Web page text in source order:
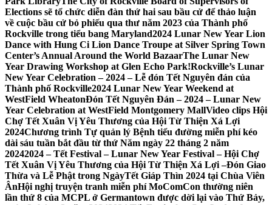
Elections sẽ tổ chức diễn đàn thứ hai sau bầu cử để thảo luận
về cuộc bầu cử bỏ phiếu qua thư năm 2023 của Thành phố
Rockville trong tiểu bang Maryland2024 Lunar New Year Lion
Dance with Hung Ci Lion Dance Troupe at Silver Spring Town
Center’s Annual Around the World BazaarThe Lunar New
Year Drawing Workshop at Glen Echo Park!Rockville’s Lunar
New Year Celebration – 2024 – Lễ đón Tết Nguyên đán của
Thành phố Rockville2024 Lunar New Year Weekend at
WestField WheatonĐón Tết Nguyên Đán – 2024 – Lunar New
Year Celebration at WestField Montgomery MallVideo clips Hội
Chợ Tết Xuân Vị Yêu Thương của Hội Từ Thiện Xá Lợi
2024Chương trình Tự quản lý Bệnh tiểu đường miễn phí kéo
dài sáu tuần bắt đầu từ thứ Năm ngày 22 tháng 2 năm
20242024 – Tết Festival – Lunar New Year Festival – Hội Chợ
Tết Xuân Vị Yêu Thương của Hội Từ Thiện Xá Lợi –Đón Giao
Thừa và Lễ Phật trong NgàyTết Giáp Thìn 2024 tại Chùa Viên
ÂnHội nghị truyện tranh miễn phí MoComCon thường niên
lần thứ 8 của MCPL ở Germantown được dời lại vào Thứ Bảy,